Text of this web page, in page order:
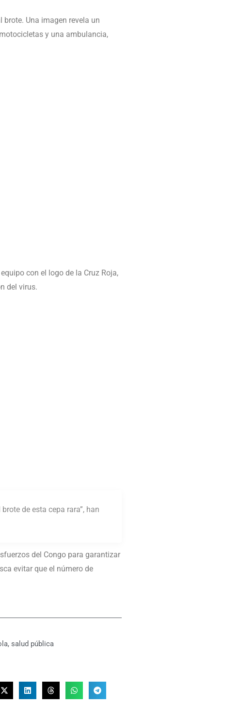
Una imagen revela un
y una ambulancia,
con el logo de la Cruz Roja,
del virus.
de esta cepa rara”, han
del Congo para garantizar
evitar que el número de
, salud pública